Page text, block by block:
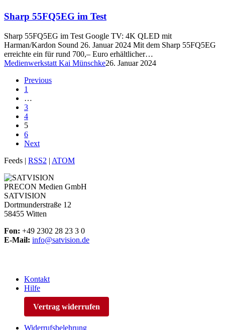
Sharp 55FQ5EG im Test
Sharp 55FQ5EG im Test Google TV: 4K QLED mit
Harman/Kardon Sound 26. Januar 2024 Mit dem Sharp 55FQ5EG
erreichte ein für rund 700,– Euro erhältlicher…
Medienwerkstatt Kai Münschke26. Januar 2024
Previous
1
…
3
4
5
6
Next
Feeds | RSS2 | ATOM
PRECON Medien GmbH
SATVISION
Dortmunderstraße 12
58455 Witten
Fon: +49 2302 28 23 3 0
E-Mail: info@satvision.de
Kontakt
Hilfe
Vertrag widerrufen
Widerrufsbelehrung